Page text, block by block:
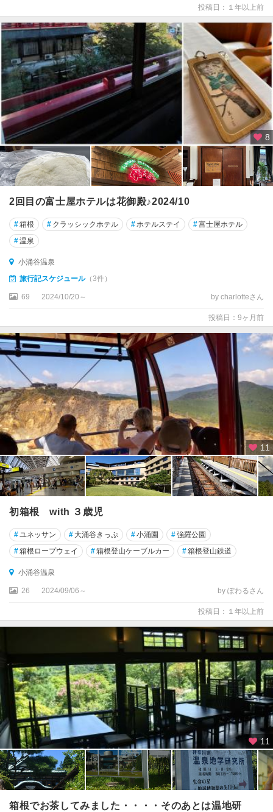
投稿日：１年以上前
8
2回目の富士屋ホテルは花御殿♪2024/10
#箱根 # クラッシックホテル # ホテルステイ #富士屋ホテル
#温泉
小涌谷温泉
旅行記スケジュール（3件）
69 2024/10/20～ by charlotteさん
投稿日：9ヶ月前
11
初箱根 with ３歳児
# ユネッサン # 大涌谷きっぷ #小涌園 #強羅公園
#箱根ロープウェイ #箱根登山ケーブルカー #箱根登山鉄道
小涌谷温泉
26 2024/09/06～ by ぽわるさん
投稿日：１年以上前
11
箱根でお茶してみました・・・・そのあとは温地研